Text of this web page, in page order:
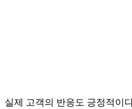
실제 고객의 반응도 긍정적이